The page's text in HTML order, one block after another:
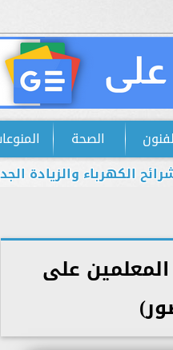
الصحة
والزيادة الجديدة
على